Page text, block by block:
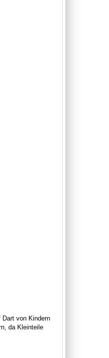
von Kindern
da Kleinteile